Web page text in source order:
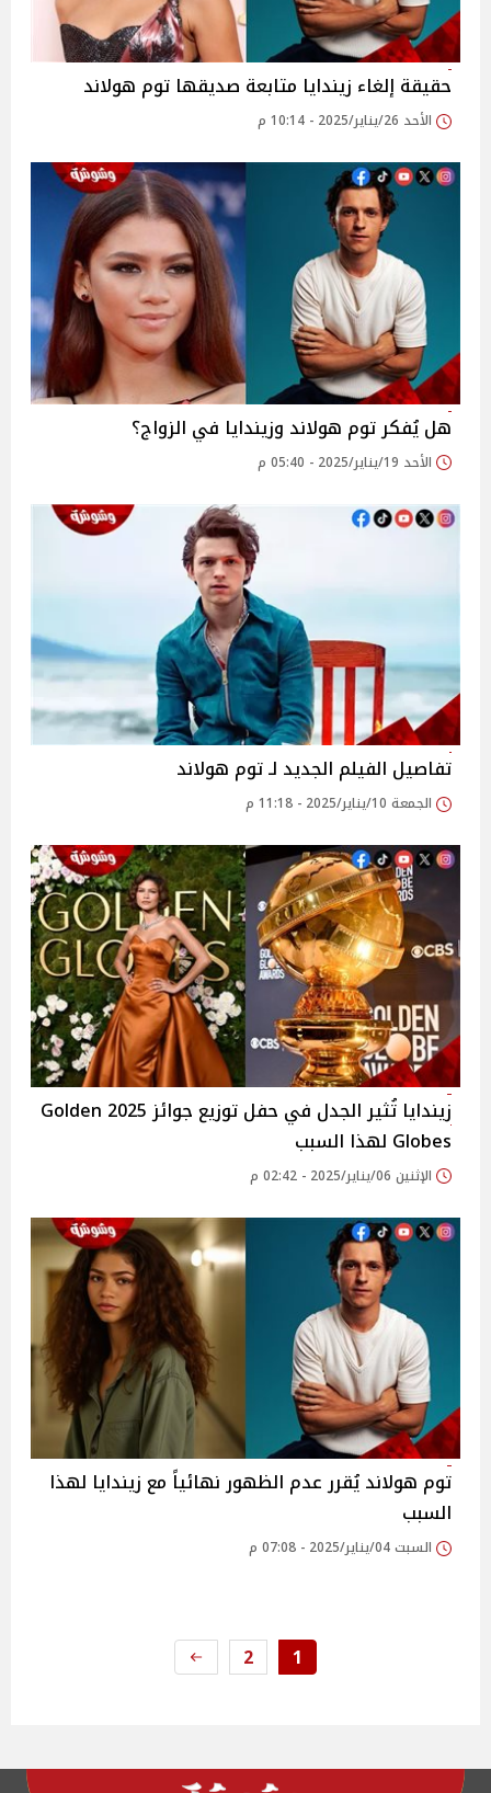
حقيقة إلغاء زيندايا متابعة صديقها توم هولاند
الأحد 26/يناير/2025 - 10:14 م
هل يُفكر توم هولاند وزيندايا في الزواج؟
الأحد 19/يناير/2025 - 05:40 م
تفاصيل الفيلم الجديد لـ توم هولاند
الجمعة 10/يناير/2025 - 11:18 م
زيندايا تُثير الجدل في حفل توزيع جوائز 2025 Golden
Globes لهذا السبب
الإثنين 06/يناير/2025 - 02:42 م
توم هولاند يُقرر عدم الظهور نهائياً مع زيندايا لهذا
السبب
السبت 04/يناير/2025 - 07:08 م
1
2